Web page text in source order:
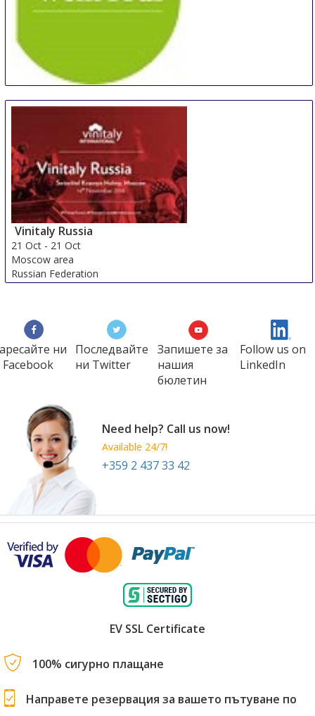
19 Oct-20 Oct
Vinitaly Russia
21 Oct - 21 Oct
Moscow area
Russian Federation
ни
Последвайте
ни Twitter
Запишете за
нашия
бюлетин
Follow us on
LinkedIn
Need help? Call us now!
Available 24/7!
+359 2 437 33 42
EV SSL Certificate
100% сигурно плащане
Направете резервация за вашето пътуване по